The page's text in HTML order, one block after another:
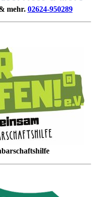
mehr. 02624-950289